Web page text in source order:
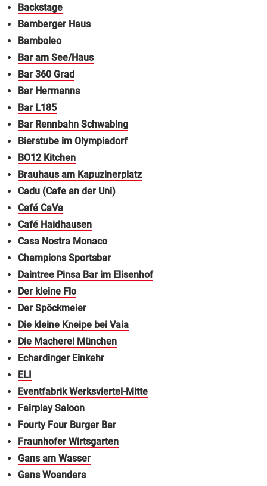
Backstage
Bamberger Haus
Bamboleo
Bar am See/Haus
Bar 360 Grad
Bar Hermanns
Bar L185
Bar Rennbahn Schwabing
Bierstube im Olympiadorf
BO12 Kitchen
Brauhaus am Kapuzinerplatz
Cadu (Cafe an der Uni)
Café CaVa
Café Haidhausen
Casa Nostra Monaco
Champions Sportsbar
Daintree Pinsa Bar im Elisenhof
Der kleine Flo
Der Spöckmeier
Die kleine Kneipe bei Vaia
Die Macherei München
Echardinger Einkehr
ELI
Eventfabrik Werksviertel-Mitte
Fairplay Saloon
Fourty Four Burger Bar
Fraunhofer Wirtsgarten
Gans am Wasser
Gans Woanders